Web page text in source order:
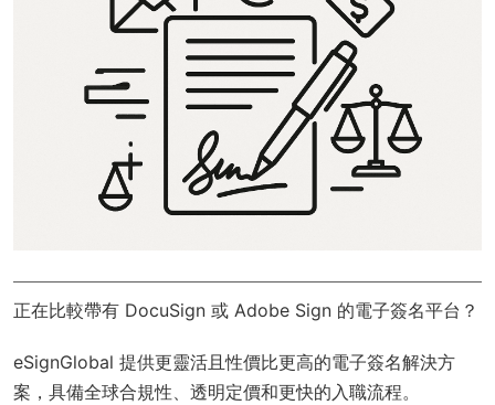
正在比較帶有 DocuSign 或 Adobe Sign 的電子簽名平台？
eSignGlobal 提供更靈活且性價比更高的電子簽名解決方
案，具備全球合規性 、透明定價和更快的入職流程。